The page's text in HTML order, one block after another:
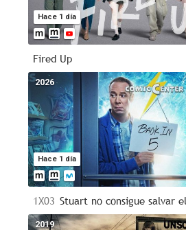
Hace 1 día
Fired Up
Hace 1 día
2026
1X03 Stuart no consigue salvar
2019